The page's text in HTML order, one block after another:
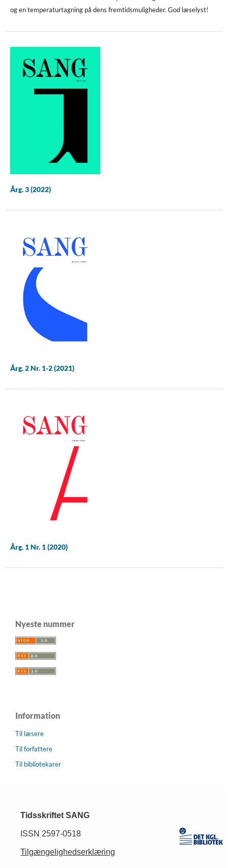
og en temperaturtagning på dens fremtidsmuligheder. God læselyst!
Årg. 3 (2022)
Årg. 2 Nr. 1-2 (2021)
Årg. 1 Nr. 1 (2020)
Nyeste nummer
Information
Til læsere
Til forfattere
Til bibliotekarer
Tidsskriftet SANG
ISSN 2597-0518
Tilgængelighedserklæring